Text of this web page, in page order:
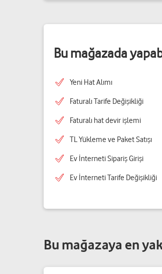
Bu mağazada
Yeni Hat Alımı
Faturalı Tarife Değişikliği
Faturalı hat devir işlemi
TL Yükleme ve Paket Satışı
Ev İnterneti Sipariş Girişi
Ev İnterneti Tarife Değişikliği
Bu mağazaya en